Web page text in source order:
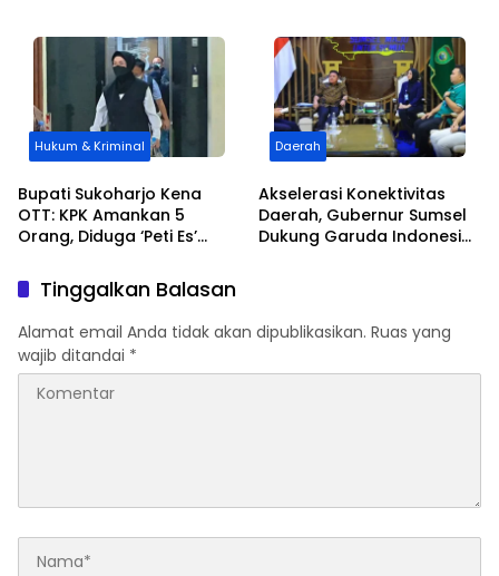
Hukum & Kriminal
​Bupati Sukoharjo Kena
OTT: KPK Amankan 5
Orang, Diduga ‘Peti Es’
Daerah
Daerah
​Akselerasi Konektivitas
Daerah, Gubernur Sumsel
Dukung Garuda Indonesia
Tinggalkan Balasan
Alamat email Anda tidak akan dipublikasikan. Ruas yang
wajib ditandai *